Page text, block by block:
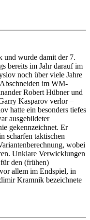
wurde damit der 7.
bereits im Jahr darauf im
noch über viele Jahre
im WM-
Robert Hübner und
Kasparov verlor –
hatte ein besonders tiefes
ausgebildeter
gekennzeichnet. Er
scharfen taktischen
wobei
Unklare Verwicklungen
den (frühen)
allem im Endspiel, in
Kramnik bezeichnete